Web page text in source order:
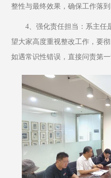
整性与最终效果，确保工作落
4、强化责任担当：系主任
望大家高度重视整改工作，要
如遇常识性错误，直接问责第一